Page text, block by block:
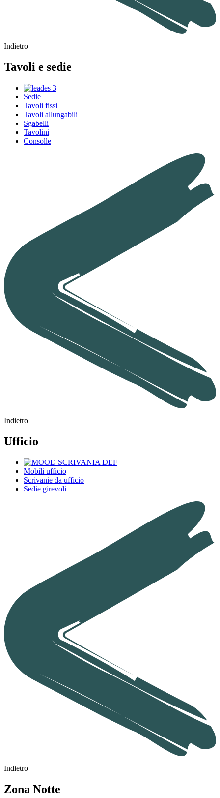
Indietro
Tavoli e sedie
Sedie
Tavoli fissi
Tavoli allungabili
Sgabelli
Tavolini
Consolle
Indietro
Ufficio
Mobili ufficio
Scrivanie da ufficio
Sedie girevoli
Indietro
Zona Notte